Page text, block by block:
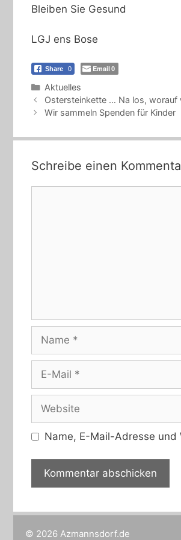
Bleiben Sie Gesund
LGJ ens Bose
Share 0 Email0
Kategorien
Aktuelles
Ostersteinkette … Na los, worauf
Wir sammeln Spenden für Kinder
Schreibe einen
Mail
Name, E-Mail-Adresse und
© 2026 Azmannsdorf.de